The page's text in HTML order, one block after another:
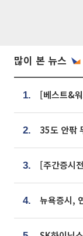
많이 본 뉴스
1.
2.
3.
4.